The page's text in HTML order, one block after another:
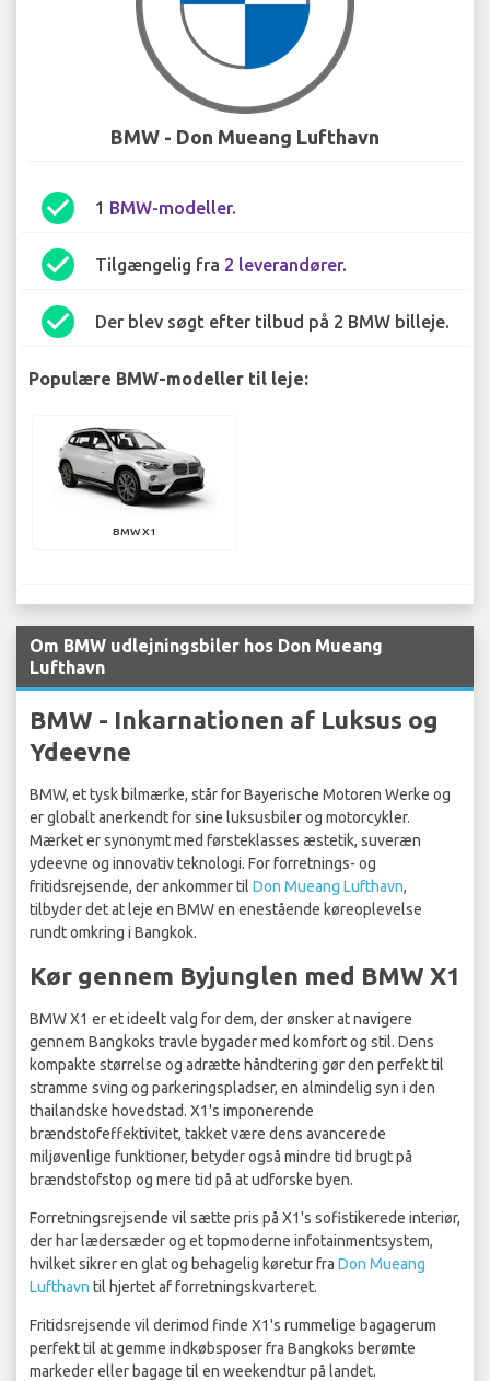
BMW - Don Mueang Lufthavn
check_circle 1 BMW-modeller.
check_circle Tilgængelig fra 2 leverandører.
check_circle Der blev søgt efter tilbud på 2 BMW billeje.
Populære BMW-modeller til leje:
BMW X1
Om BMW udlejningsbiler hos Don Mueang
Lufthavn
BMW - Inkarnationen af Luksus og
Ydeevne
BMW, et tysk bilmærke, står for Bayerische Motoren Werke og
er globalt anerkendt for sine luksusbiler og motorcykler.
Mærket er synonymt med førsteklasses æstetik, suveræn
ydeevne og innovativ teknologi. For forretnings- og
fritidsrejsende, der ankommer til Don Mueang Lufthavn,
tilbyder det at leje en BMW en enestående køreoplevelse
rundt omkring i Bangkok.
Kør gennem Byjunglen med BMW X1
BMW X1 er et ideelt valg for dem, der ønsker at navigere
gennem Bangkoks travle bygader med komfort og stil. Dens
kompakte størrelse og adrætte håndtering gør den perfekt til
stramme sving og parkeringspladser, en almindelig syn i den
thailandske hovedstad. X1's imponerende
brændstofeffektivitet, takket være dens avancerede
miljøvenlige funktioner, betyder også mindre tid brugt på
brændstofstop og mere tid på at udforske byen.
Forretningsrejsende vil sætte pris på X1's sofistikerede interiør,
der har lædersæder og et topmoderne infotainmentsystem,
hvilket sikrer en glat og behagelig køretur fra Don Mueang
Lufthavn til hjertet af forretningskvarteret.
Fritidsrejsende vil derimod finde X1's rummelige bagagerum
perfekt til at gemme indkøbsposer fra Bangkoks berømte
markeder eller bagage til en weekendtur på landet.